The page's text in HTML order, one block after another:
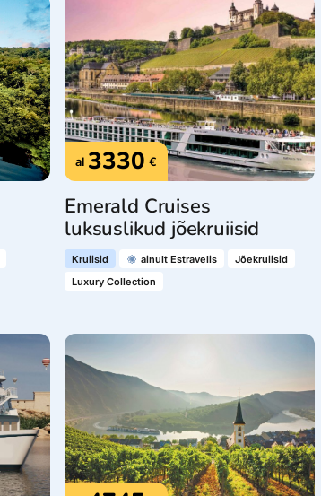
al 3330 €
Emerald Cruises
luksuslikud jõekruiisid
Kruiisid ainult Estravelis
Jõekruiisid
Luxury Collection